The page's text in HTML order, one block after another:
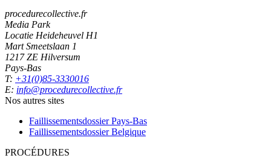
procedurecollective.fr
Media Park
Locatie Heideheuvel H1
Mart Smeetslaan 1
1217 ZE Hilversum
Pays-Bas
T: +31(0)85-3330016
E: info@procedurecollective.fr
Nos autres sites
Faillissementsdossier Pays-Bas
Faillissementsdossier Belgique
PROCÉDURES